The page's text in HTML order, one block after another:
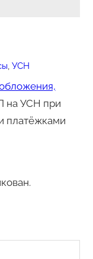
, УСН
на УСН при
платёжками